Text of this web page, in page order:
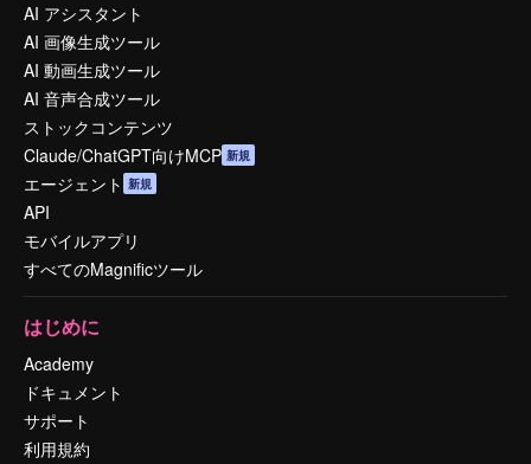
AI アシスタント
AI 画像生成ツール
AI 動画生成ツール
AI 音声合成ツール
ストックコンテンツ
Claude/ChatGPT向けMCP 新規
エージェント 新規
API
モバイルアプリ
すべてのMagnificツール
はじめに
Academy
ドキュメント
サポート
利用規約